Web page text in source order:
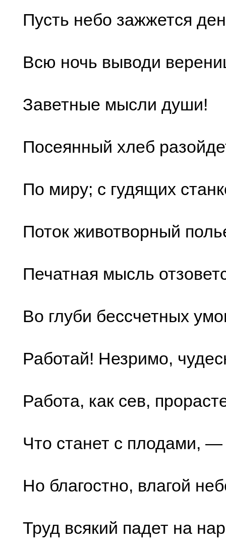
Пусть небо зажжется
Всю ночь выводи
Заветные мысли души!
Посеянный хлеб
По миру; с гудящих
Поток животворный
Печатная мысль
Во глуби бессчетных
Работай! Незримо,
Работа, как сев,
Что станет с плодами, —
Но благостно, влагой
Труд всякий падет на